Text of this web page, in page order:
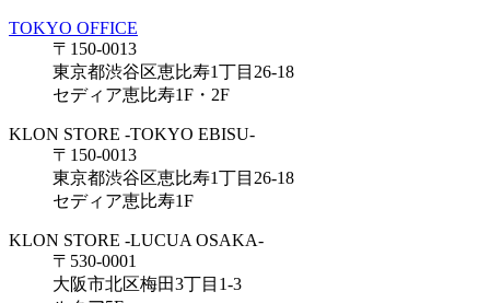
TOKYO OFFICE
〒150-0013
東京都渋谷区恵比寿1丁目26-18
セディア恵比寿1F・2F
KLON STORE -TOKYO EBISU-
〒150-0013
東京都渋谷区恵比寿1丁目26-18
セディア恵比寿1F
KLON STORE -LUCUA OSAKA-
〒530-0001
大阪市北区梅田3丁目1-3